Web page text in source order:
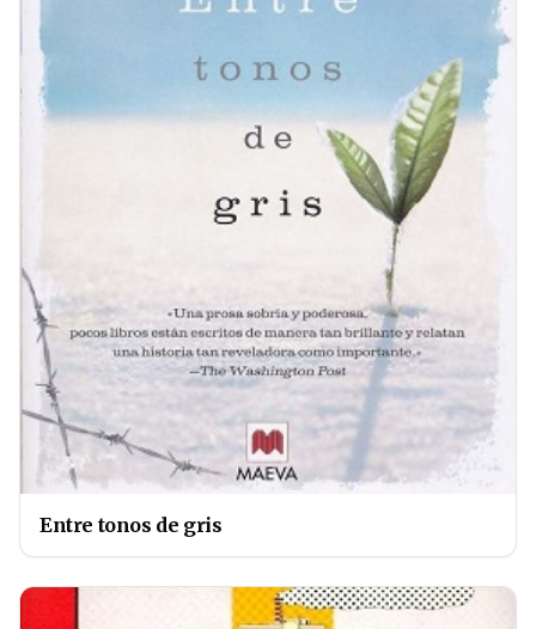
Entre tonos de gris